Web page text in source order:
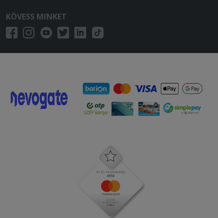
rendeltem
KÖVESS MINKET